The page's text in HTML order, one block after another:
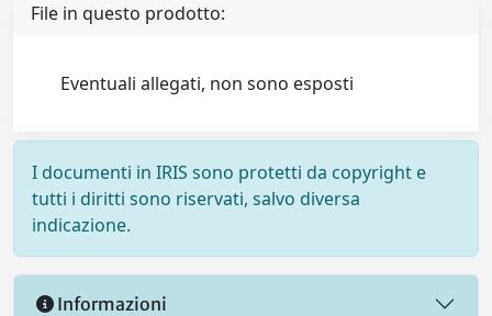
File in questo prodotto:
Eventuali allegati, non sono esposti
I documenti in IRIS sono protetti da copyright e
tutti i diritti sono riservati, salvo diversa
indicazione.
Informazioni